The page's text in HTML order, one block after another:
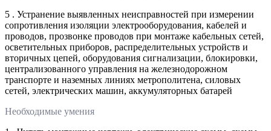
5 . Устранение выявленных неисправностей при измерении
сопротивления изоляции электрооборудования, кабелей и
проводов, прозвонке проводов при монтаже кабельных сетей,
осветительных приборов, распределительных устройств и
вторичных цепей, оборудования сигнализации, блокировки,
централизованного управления на железнодорожном
транспорте и наземных линиях метрополитена, силовых
сетей, электрических машин, аккумуляторных батарей
Необходимые умения